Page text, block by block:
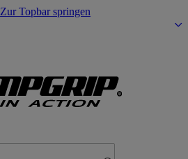
Zur Topbar springen